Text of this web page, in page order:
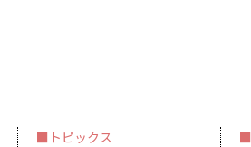
トピックス